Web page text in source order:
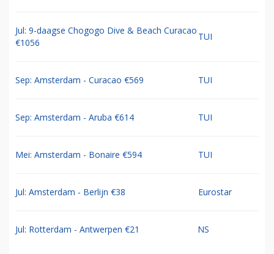
Jul: 9-daagse Chogogo Dive & Beach Curacao
€1056
TUI
Sep: Amsterdam - Curacao €569 TUI
Sep: Amsterdam - Aruba €614 TUI
Mei: Amsterdam - Bonaire €594 TUI
Jul: Amsterdam - Berlijn €38 Eurostar
Jul: Rotterdam - Antwerpen €21 NS